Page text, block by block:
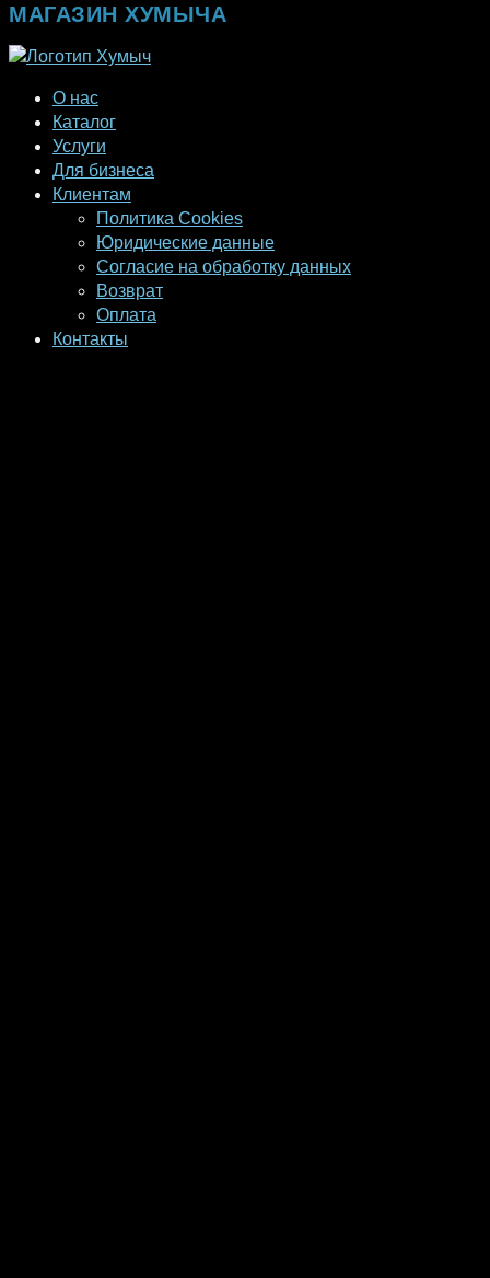
МАГАЗИН ХУМЫЧА
О нас
Каталог
Услуги
Для бизнеса
Клиентам
Политика Cookies
Юридические данные
Согласие на обработку данных
Возврат
Оплата
Контакты